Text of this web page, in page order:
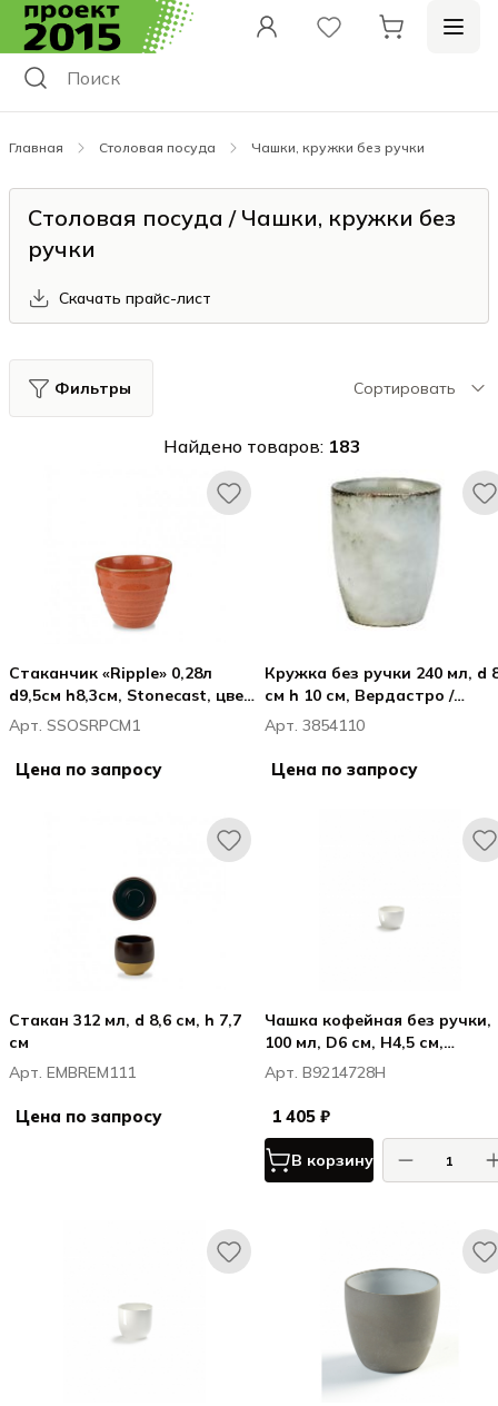
Главная Столовая посуда Чашки, кружки без ручки
Столовая посуда / Чашки, кружки без
ручки
Скачать прайс-лист
Фильтры Сортировать
Найдено товаров: 183
Стаканчик «Ripple» 0,28л
d9,5см h8,3см, Stonecast, цвет
Spiced Orange
Арт. SSOSRPCM1
Цена по запросу
Кружка без ручки 240 мл, d
см h 10 см, Вердастро /
Verdastro
Арт. 3854110
Цена по запросу
Стакан 312 мл, d 8,6 см, h 7,7
см
Арт. EMBREM111
Цена по запросу
Чашка кофейная без ручки,
100 мл, D6 см, H4,5 см,
глянцевая, PIET BOON
Арт. B9214728H
1 405 ₽
В корзину